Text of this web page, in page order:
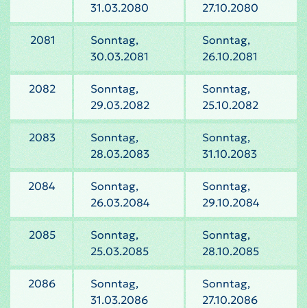
31.03.2080
27.10.2080
2081
Sonntag,
30.03.2081
Sonntag,
26.10.2081
2082
Sonntag,
29.03.2082
Sonntag,
25.10.2082
2083
Sonntag,
28.03.2083
Sonntag,
31.10.2083
2084
Sonntag,
26.03.2084
Sonntag,
29.10.2084
2085
Sonntag,
25.03.2085
Sonntag,
28.10.2085
2086
Sonntag,
31.03.2086
Sonntag,
27.10.2086